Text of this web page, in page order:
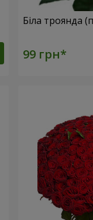
Біла троянда